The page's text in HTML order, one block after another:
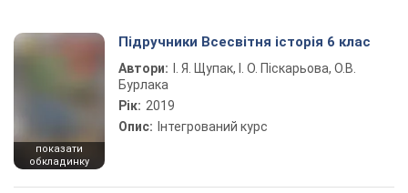
показати
обкладинку
Підручники Всесвітня історія 6 клас
Автори:
І. Я. Щупак, І. О. Піскарьова, О.В.
Бурлака
Рік: 2019
Опис: Інтегрований курс